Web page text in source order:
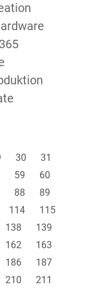
30
31
59
60
88
89
114
115
138
139
162
163
186
187
210
211